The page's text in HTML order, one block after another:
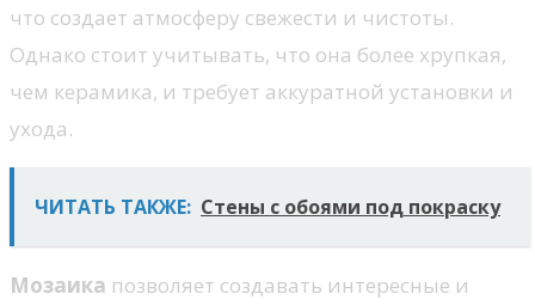
что создает атмосферу свежести и чистоты.
Однако стоит учитывать, что она более хрупкая,
чем керамика, и требует аккуратной установки и
ухода.
ЧИТАТЬ ТАКЖЕ: Стены с обоями под покраску
Мозаика позволяет создавать интересные и